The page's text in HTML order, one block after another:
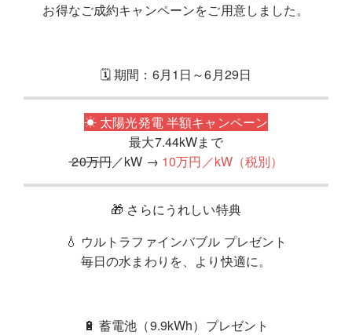
お得なご成約キャンペーンをご用意しました。
🗓 期間：6月1日～6月29日
☀ 太陽光発電 半額キャンペーン
最大7.44kWまで
20万円／kW → 10万円／kW（税別）
🎁 さらにうれしい特典
💧 ウルトラファインバブル プレゼント
毎日の水まわりを、より快適に。
🔋 蓄電池（9.9kWh）プレゼント